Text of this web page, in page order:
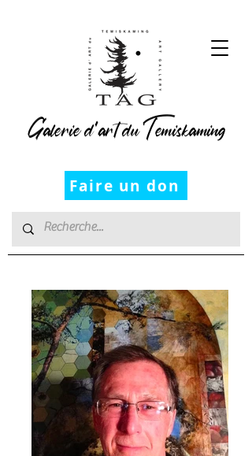
Faire un don
Galerie d’art du Temiskaming